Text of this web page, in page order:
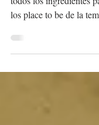
BONITAS
Es una de las últimas
todos los ingredientes